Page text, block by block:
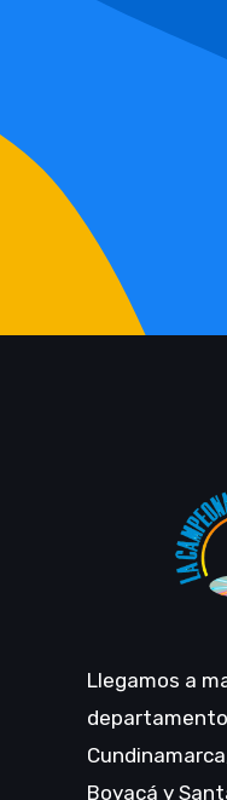
Llegamos a
Boyacá y